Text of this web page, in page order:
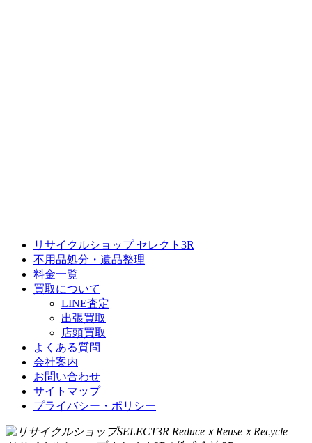
リサイクルショップ セレクト3R
不用品処分・遺品整理
料金一覧
買取について
LINE査定
出張買取
店頭買取
よくある質問
会社案内
お問い合わせ
サイトマップ
プライバシー・ポリシー